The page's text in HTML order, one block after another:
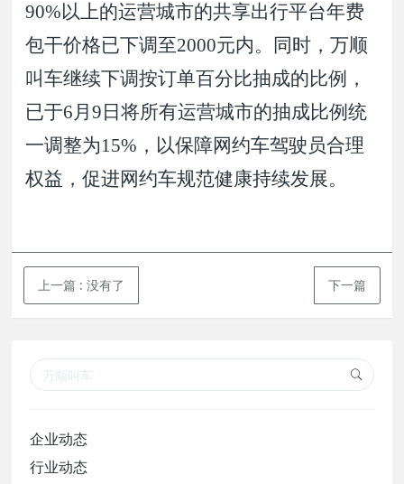
90%以上的运营城市的共享出行平台年费
包干价格已下调至2000元内。同时，万顺
叫车继续下调按订单百分比抽成的比例，
已于6月9 日将所有运营城市的抽成比例统
一调整为15% ，以保障网约车驾驶员合理
权益，促进网约车规范健康持续发展。
上一篇 : 没有了 下一篇
企业动态
行业动态